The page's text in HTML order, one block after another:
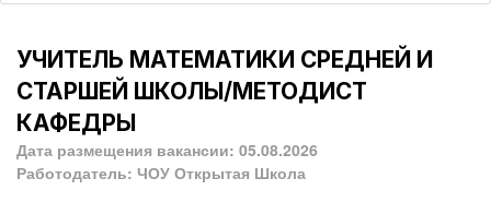
УЧИТЕЛЬ МАТЕМАТИКИ СРЕДНЕЙ И
СТАРШЕЙ ШКОЛЫ/МЕТОДИСТ
КАФЕДРЫ
Дата размещения вакансии: 05.08.2026
Работодатель: ЧОУ Открытая Школа